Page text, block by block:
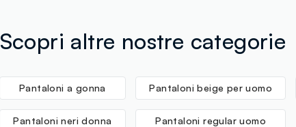
Scopri altre nostre categorie
Pantaloni a gonna Pantaloni beige per uomo
Pantaloni neri donna Pantaloni regular uomo